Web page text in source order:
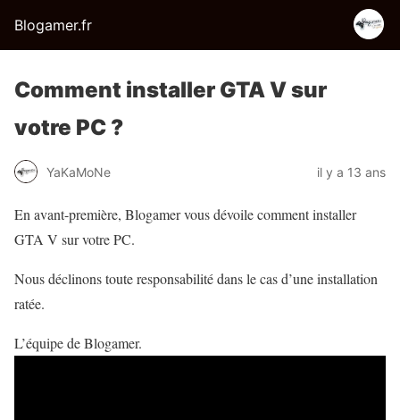
Blogamer.fr
Comment installer GTA V sur
votre PC ?
YaKaMoNe il y a 13 ans
En avant-première, Blogamer vous dévoile comment installer
GTA V sur votre PC.
Nous déclinons toute responsabilité dans le cas d’une installation
ratée.
L’équipe de Blogamer.